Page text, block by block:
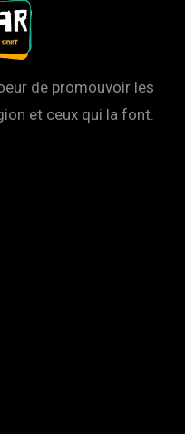
de promouvoir les
et ceux qui la font.